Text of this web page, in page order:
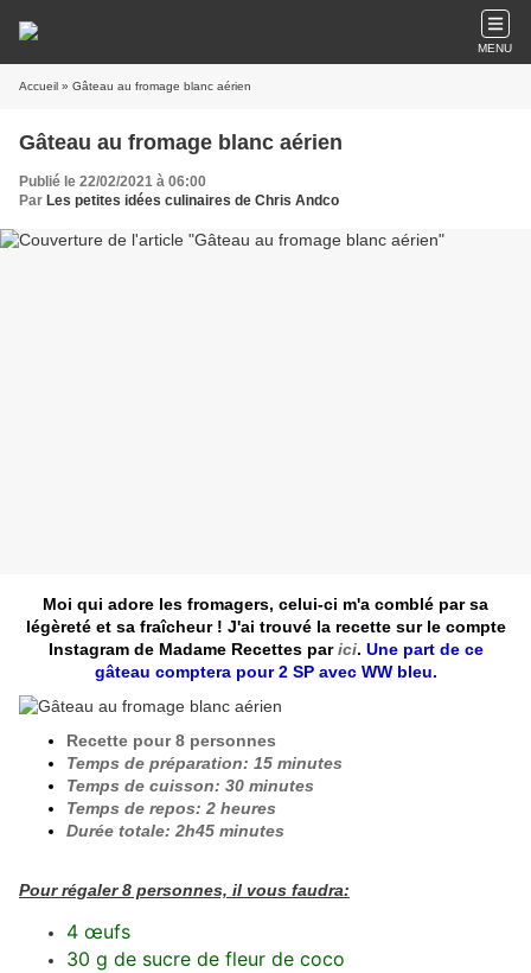
MENU
Accueil » Gâteau au fromage blanc aérien
Gâteau au fromage blanc aérien
Publié le 22/02/2021 à 06:00
Par Les petites idées culinaires de Chris Andco
Moi qui adore les fromagers, celui-ci m'a comblé par sa
légèreté et sa fraîcheur ! J'ai trouvé la recette sur le compte
Instagram de Madame Recettes parici. Une part de ce
gâteau comptera pour 2 SP avec WW bleu.
Recette pour 8 personnes
Temps de préparation: 15 minutes
Temps de cuisson: 30 minutes
Temps de repos: 2 heures
Durée totale: 2h45 minutes
Pour régaler 8 personnes, il vous faudra:
4 œufs
30 g de sucre de fleur de coco